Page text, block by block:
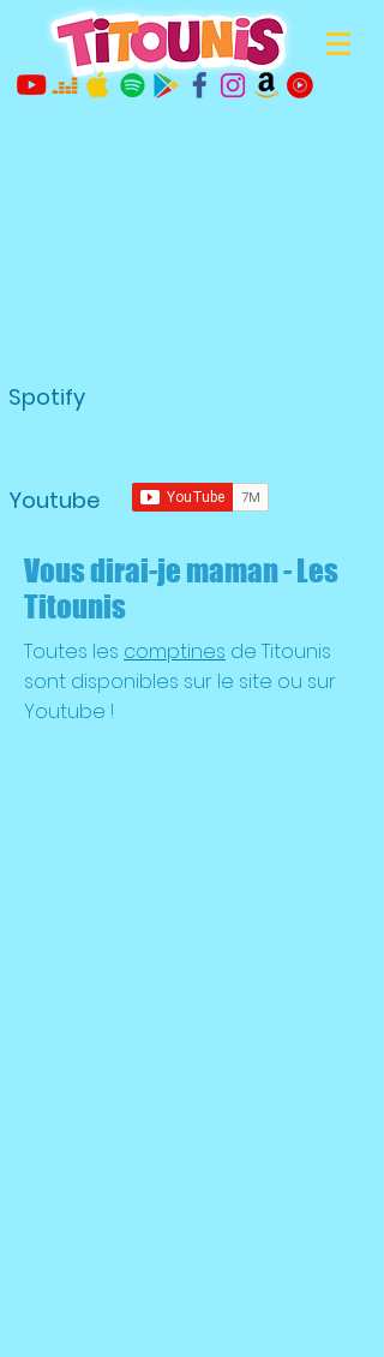
Spotify
Youtube
Vous dirai-je maman - Les
Titounis
Toutes les comptines de Titounis
sont disponibles sur le site ou sur
Youtube !